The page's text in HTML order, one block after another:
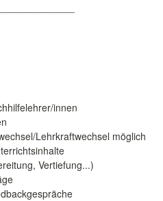
innen
Lehrkraftwechsel möglich
Vertiefung...)